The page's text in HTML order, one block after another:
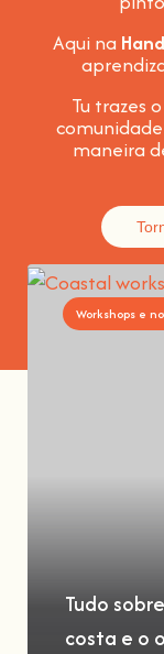
Aqui na
Tu trazes
maneira
Workshops e
Tudo
costa e o